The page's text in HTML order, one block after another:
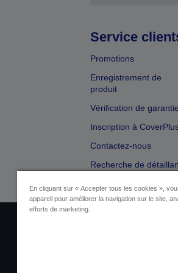
Service
Promotions
Enregistrement de
produit
Vérification de garantie
Inscription à
Contactez-nous
Recherche de
En cliquant sur « Accepter tous les cookies »,
appareil pour améliorer la navigation sur le site,
efforts de marketing.